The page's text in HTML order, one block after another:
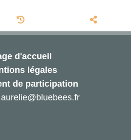
d'accueil
légales
de participation